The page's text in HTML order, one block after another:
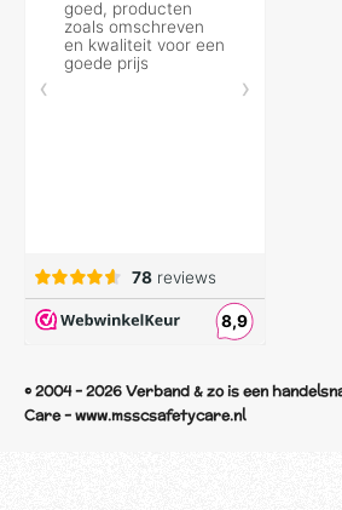
© 2004 - 2026 Verband & zo is een
Care - www.msscsafetycare.nl